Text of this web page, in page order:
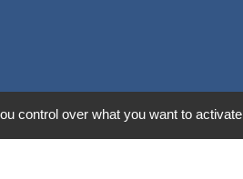
control over what you want to activate